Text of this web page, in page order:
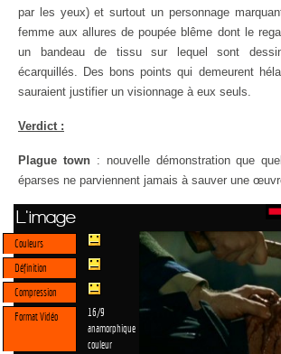
par les yeux) et surtout un personnage
femme aux allures de poupée blême dont le
un bandeau de tissu sur lequel sont
écarquillés. Des bons points qui demeurent
sauraient justifier un visionnage à eux seuls.
Verdict :
Plague town: nouvelle démonstration que
éparses ne parviennent jamais à sauver une
L'image
Couleurs
Définition
Compression
Format Vidéo
16/9
anamorphique
couleur